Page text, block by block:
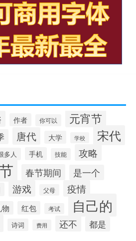
作者 你可以 元宵节
唐代 大学 学校 宋代
多人 手机 技能 攻略
春节期间 是一个
游戏 父母 疫情
红包 考试 自己的
诗词 费用 还不 都是